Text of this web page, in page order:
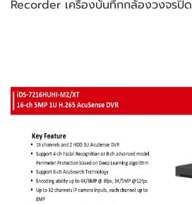
Recorder เครื่องบันทึกกล้องวงจรปิด